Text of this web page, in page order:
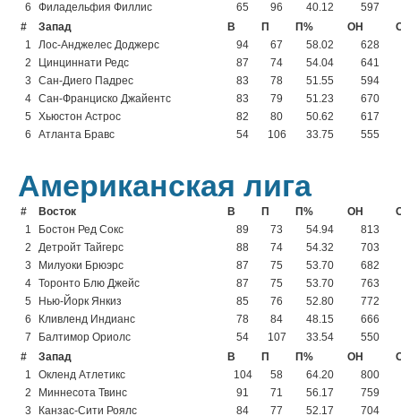
6
Филадельфия Филлис 65 96 40.12
597
#
Запад В П П% ОН
1
Лос-Анджелес Доджерс 94 67 58.02
628
2
Цинциннати Редс 87 74 54.04
641
3
Сан-Диего Падрес 83 78 51.55
594
4
Сан-Франциско Джайентс 83 79 51.23
670
5
Хьюстон Астрос 82 80 50.62
617
6
Атланта Бравс 54 106 33.75 555
Американская лига
# Восток В П П% ОН
1
Бостон Ред Сокс 89 73 54.94
813
2
Детройт Тайгерс 88 74 54.32
703
3
Милуоки Брюэрс 87 75 53.70
682
4
Торонто Блю Джейс 87 75 53.70
763
5
Нью-Йорк Янкиз 85 76 52.80
772
6
Кливленд Индианс 78 84 48.15
666
7
Балтимор Ориолс 54 107 33.54
550
#
Запад В П П% ОН
1
Окленд Атлетикс 104 58 64.20
800
2
Миннесота Твинс 91 71 56.17
759
3
Канзас-Сити Роялс 84 77 52.17
704